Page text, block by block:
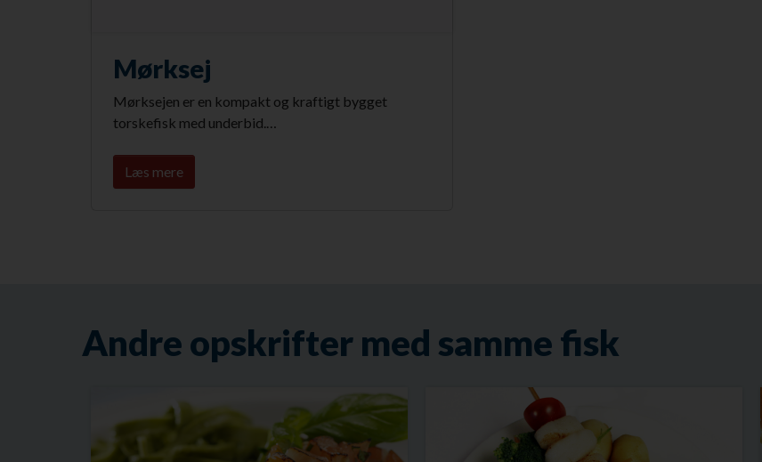
Mørksej
Mørksejen er en kompakt og kraftigt bygget
torskefisk med underbid.…
Læs mere
Andre opskrifter med samme fisk